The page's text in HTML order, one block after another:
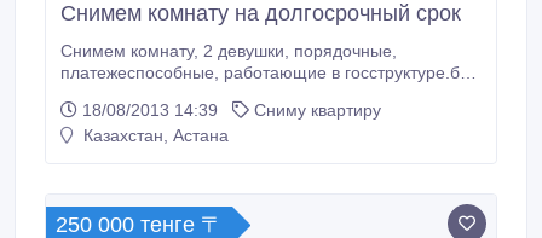
Снимем комнату на долгосрочный срок
Снимем комнату, 2 девушки, порядочные,
платежеспособные, работающие в госструктуре.без
18/08/2013 14:39
Сниму квартиру
Казахстан, Астана
250 000 тенге 〒